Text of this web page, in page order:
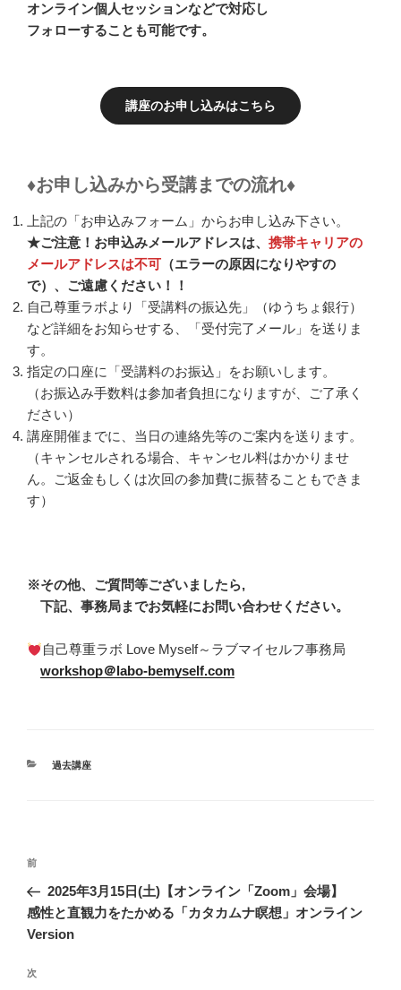
オンライン個人セッションなどで対応し
フォローすることも可能です。
講座のお申し込みはこちら
♦お申し込みから受講までの流れ♦
上記の「お申込みフォーム」からお申し込み下さい。
★ご注意！お申込みメールアドレスは、 携帯キャリアの
メールアドレスは不可 （エラーの原因になりやすの
で）、ご遠慮ください！！
自己尊重ラボより「受講料の振込先」（ゆうちょ銀行）
など詳細をお知らせする、「受付完了メール」を送りま
す。
指定の口座に「受講料のお振込」をお願いします。
（お振込み手数料は参加者負担になりますが、ご了承く
ださい）
講座開催までに、当日の連絡先等のご案内を送ります。
（キャンセルされる場合、キャンセル料はかかりませ
ん。ご返金もしくは次回の参加費に振替ることもできま
す）
※その他、ご質問等ございましたら,
下記、事務局までお気軽にお問い合わせください。
自己尊重ラボ Love Myself～ラブマイセルフ事務局
workshop＠labo-bemyself.com
カ
過去講座
投
ナ
ビ
ー
前
の
投
稿
前
2025年3月15日(土)【オンライン「Zoom」会場】
感性と直観力をたかめる「カタカムナ瞑想」オンライン
Version
次
次